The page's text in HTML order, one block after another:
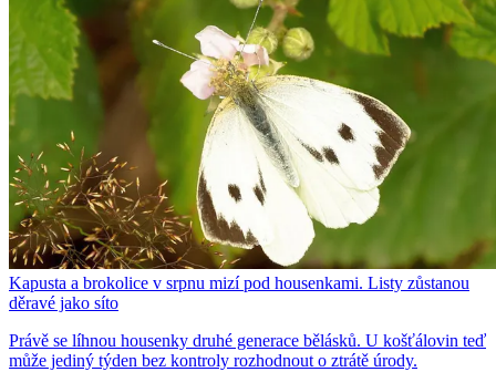
Kapusta a brokolice v srpnu mizí pod housenkami. Listy zůstanou
děravé jako síto
Právě se líhnou housenky druhé generace bělásků. U košťálovin teď
může jediný týden bez kontroly rozhodnout o ztrátě úrody.